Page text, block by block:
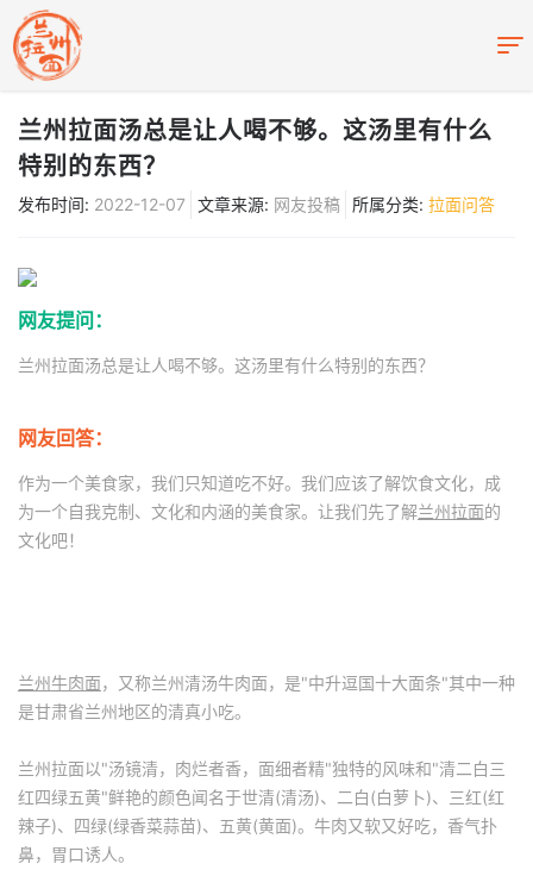
兰州拉面汤总是让人喝不够。这汤里有什么
特别的东西？
发布时间: 2022-12-07 文章来源: 网友投稿 所属分类: 拉面问答
网友提问：
兰州拉面汤总是让人喝不够。这汤里有什么特别的东西？
网友回答：
作为一个美食家，我们只知道吃不好。我们应该了解饮食文化，成
为一个自我克制、文化和内涵的美食家。让我们先了解兰州拉面的
文化吧！
兰州牛肉面，又称兰州清汤牛肉面，是"中升逗国十大面条"其中一种
是甘肃省兰州地区的清真小吃。
兰州拉面以"汤镜清，肉烂者香，面细者精"独特的风味和"清二白三
红四绿五黄"鲜艳的颜色闻名于世清(清汤)、二白(白萝卜)、三红(红
辣子)、四绿(绿香菜蒜苗)、五黄(黄面)。牛肉又软又好吃，香气扑
鼻，胃口诱人。